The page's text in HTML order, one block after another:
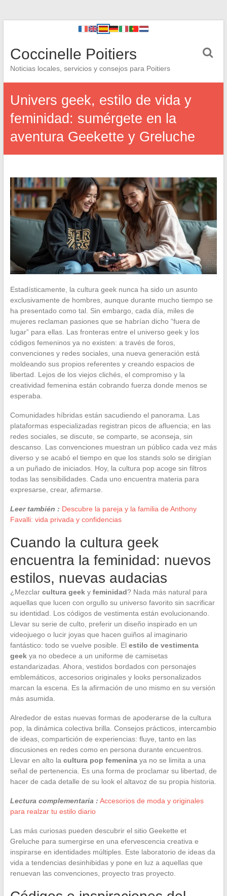
Coccinelle Poitiers
Noticias locales, servicios y consejos para Poitiers
Univers geek, estilo de vida y
feminidad: sumérgete en la
aventura Geekette y Greluche
Estadísticamente, la cultura geek nunca ha sido un asunto
exclusivamente de hombres, aunque durante mucho tiempo se
ha presentado como tal. Sin embargo, cada día, miles de
mujeres reclaman pasiones que se habrían dicho “fuera de
lugar” para ellas. Las fronteras entre el universo geek y los
códigos femeninos ya no existen: a través de foros,
convenciones y redes sociales, una nueva generación está
moldeando sus propios referentes y creando espacios de
libertad. Lejos de los viejos clichés, el compromiso y la
creatividad femenina están cobrando fuerza donde menos se
esperaba.
Comunidades híbridas están sacudiendo el panorama. Las
plataformas especializadas registran picos de afluencia; en las
redes sociales, se discute, se comparte, se aconseja, sin
descanso. Las convenciones muestran un público cada vez más
diverso y se acabó el tiempo en que los stands solo se dirigían
a un puñado de iniciados. Hoy, la cultura pop acoge sin filtros
todas las sensibilidades. Cada uno encuentra materia para
expresarse, crear, afirmarse.
Leer también : Descubre la pareja y la familia de Anthony
Favalli: vida privada y confidencias
Cuando la cultura geek
encuentra la feminidad: nuevos
estilos, nuevas audacias
¿Mezclar cultura geeky feminidad? Nada más natural para
aquellas que lucen con orgullo su universo favorito sin sacrificar
su identidad. Los códigos de vestimenta están evolucionando.
Llevar su serie de culto, preferir un diseño inspirado en un
videojuego o lucir joyas que hacen guiños al imaginario
fantástico: todo se vuelve posible. El estilo de vestimenta
geekya no obedece a un uniforme de camisetas
estandarizadas. Ahora, vestidos bordados con personajes
emblemáticos, accesorios originales y looks personalizados
marcan la escena. Es la afirmación de uno mismo en su versión
más asumida.
Alrededor de estas nuevas formas de apoderarse de la cultura
pop, la dinámica colectiva brilla. Consejos prácticos, intercambio
de ideas, compartición de experiencias: fluye, tanto en las
discusiones en redes como en persona durante encuentros.
Llevar en alto la cultura pop femeninaya no se limita a una
señal de pertenencia. Es una forma de proclamar su libertad, de
hacer de cada detalle de su look el altavoz de su propia historia.
Lectura complementaria : Accesorios de moda y originales
para realzar tu estilo diario
Las más curiosas pueden descubrir el sitio Geekette et
Greluche para sumergirse en una efervescencia creativa e
inspirarse en identidades múltiples. Este laboratorio de ideas da
vida a tendencias desinhibidas y pone en luz a aquellas que
renuevan las convenciones, proyecto tras proyecto.